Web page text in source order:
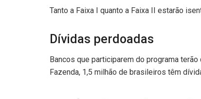
Tanto a Faixa I quanto a Faixa II estarão
Dívidas perdoadas
Bancos que participarem do programa
Fazenda, 1,5 milhão de brasileiros têm